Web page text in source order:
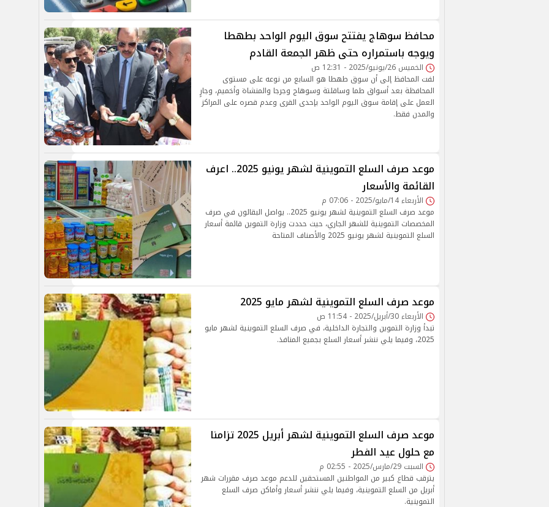
محافظ سوهاج يفتتح سوق اليوم الواحد بطهطا
ويوجه باستمراره حتى ظهر الجمعة القادم
الخميس 26/يونيو/2025 - 12:31 ص
لفت المحافظ إلى أن سوق طهطا هو السابع من نوعه على مستوى
المحافظة بعد أسواق طما وساقلتة وسوهاج وجرجا والمنشاة وأخميم، وجارٍ
العمل على إقامة سوق اليوم الواحد بإحدى القرى وعدم قصره على المراكز
والمدن فقط.
موعد صرف السلع التموينية لشهر يونيو 2025.. اعرف
القائمة والأسعار
الأربعاء 14/مايو/2025 - 07:06 م
موعد صرف السلع التموينية لشهر يونيو 2025.. يواصل البقالون في صرف
المخصصات التموينية للشهر الجاري، حيث حددت وزارة التموين قائمة أسعار
السلع التموينية لشهر يونيو 2025 والأصناف المتاحة
موعد صرف السلع التموينية لشهر مايو 2025
الأربعاء 30/أبريل/2025 - 11:54 ص
تبدأ وزارة التموين والتجارة الداخلية، في صرف السلع التموينية لشهر مايو
2025، وفيما يلي ننشر أسعار السلع بجميع المنافذ.
موعد صرف السلع التموينية لشهر أبريل 2025 تزامنا
مع حلول عيد الفطر
السبت 29/مارس/2025 - 02:55 م
يترقب قطاع كبير من المواطنين المستحقين للدعم موعد صرف مقررات شهر
أبريل من السلع التموينية، وفيما يلي ننشر أسعار وأماكن صرف السلع
التموينية.